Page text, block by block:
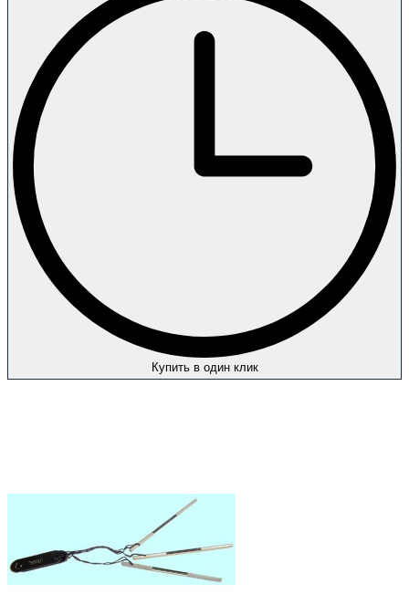
Купить в один клик